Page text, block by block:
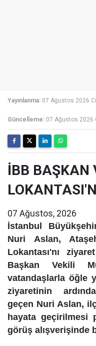
Yayınlanma: 07 Ağustos 2026
Güncelleme: 07 Ağustos 2026
İBB BAŞKAN
07 Ağustos, 2026
İstanbul
Nuri Aslan,
Lokantası'nı
Başkan Vekili
vatandaşlarla öğle
ziyaretinin
geçen Nuri Aslan,
hayata geçirilmesi
görüş alışverişinde